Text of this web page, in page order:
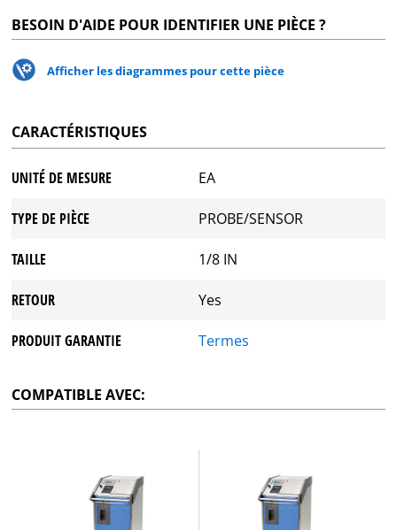
BESOIN D'AIDE POUR IDENTIFIER UNE PIÈCE ?
Afficher les diagrammes pour cette pièce
CARACTÉRISTIQUES
UNITÉ DE MESURE EA
TYPE DE PIÈCE PROBE/SENSOR
TAILLE 1/8 IN
RETOUR Yes
PRODUIT GARANTIE Termes
COMPATIBLE AVEC: